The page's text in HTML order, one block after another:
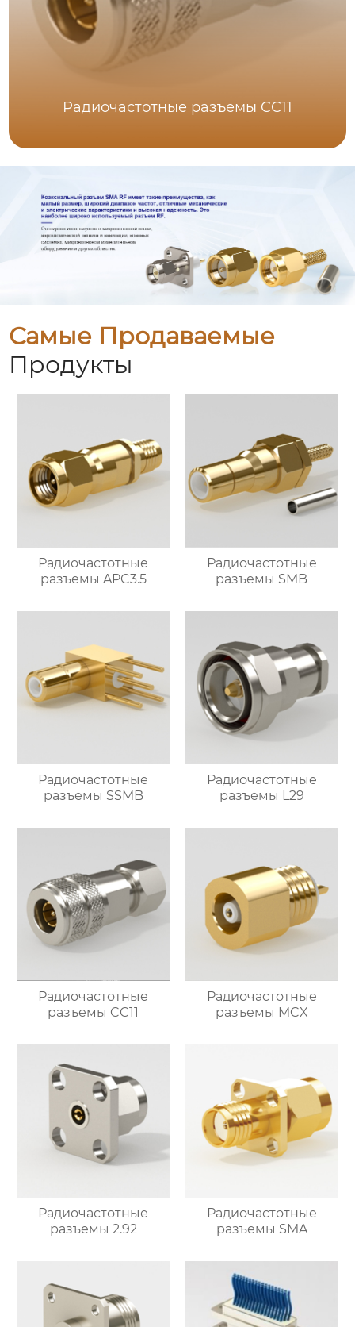
Радиочастотные разъемы CC11
Самые Продаваемые
Продукты
Радиочастотные
разъемы APC3.5
Радиочастотные
разъемы SMB
Радиочастотные
разъемы SSMB
Радиочастотные
разъемы L29
Радиочастотные
разъемы CC11
Радиочастотные
разъемы MCX
Радиочастотные
разъемы 2.92
Радиочастотные
разъемы SMA